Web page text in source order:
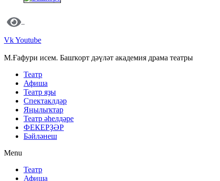
VkYoutube
М.Ғафури исем. Башҡорт дәүләт академия драма театры
Театр
Афиша
Театр яҙы
Спектаклдәр
Яңылыҡтар
Театр әһелдәре
ФЕКЕРҘӘР
Бәйләнеш
Menu
Театр
Афиша